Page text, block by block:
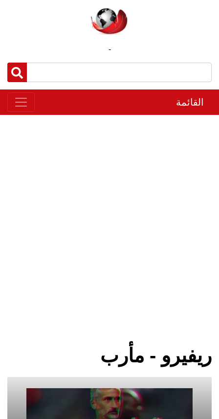
-
القائمة
ريفيرو - مأرب